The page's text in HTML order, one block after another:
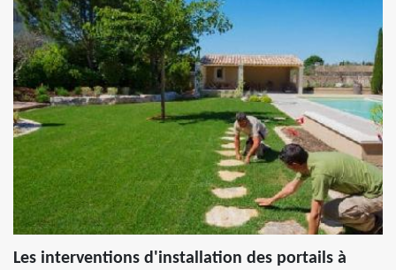
Les interventions d'installation des portails à